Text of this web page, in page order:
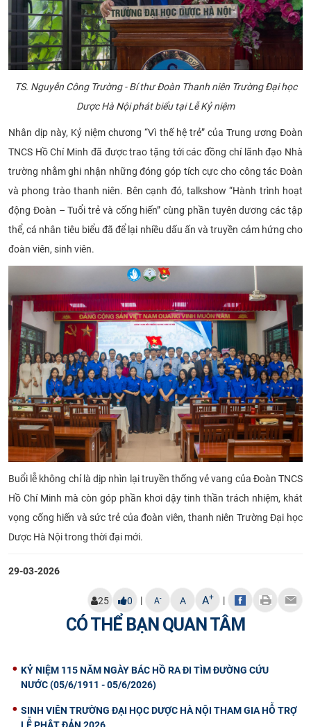
TS. Nguyễn Công Trường - Bí thư Đoàn Thanh niên Trường Đại học
Dược Hà Nội phát biểu tại Lễ Kỷ niệm
Nhân dịp này, Kỷ niệm chương “Vì thế hệ trẻ” của Trung ương Đoàn
TNCS Hồ Chí Minh đã được trao tặng tới các đồng chí lãnh đạo Nhà
trường nhằm ghi nhận những đóng góp tích cực cho công tác Đoàn
và phong trào thanh niên. Bên cạnh đó, talkshow “Hành trình hoạt
động Đoàn – Tuổi trẻ và cống hiến” cùng phần tuyên dương các tập
thể, cá nhân tiêu biểu đã để lại nhiều dấu ấn và truyền cảm hứng cho
đoàn viên, sinh viên.
Buổi lễ không chỉ là dịp nhìn lại truyền thống vẻ vang của Đoàn TNCS
Hồ Chí Minh mà còn góp phần khơi dậy tinh thần trách nhiệm, khát
vọng cống hiến và sức trẻ của đoàn viên, thanh niên Trường Đại học
Dược Hà Nội trong thời đại mới.
29-03-2026
25 0 | A- A A+ |
CÓ THỂ BẠN QUAN TÂM
KỶ NIỆM 115 NĂM NGÀY BÁC HỒ RA ĐI TÌM ĐƯỜNG CỨU
NƯỚC (05/6/1911 - 05/6/2026)
SINH VIÊN TRƯỜNG ĐẠI HỌC DƯỢC HÀ NỘI THAM GIA HỖ TRỢ
LỄ PHẬT ĐẢN 2026